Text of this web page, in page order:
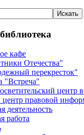
кафе
Отечества"
перекресток"
"Встреча"
центр
правовой
деятельность
работа